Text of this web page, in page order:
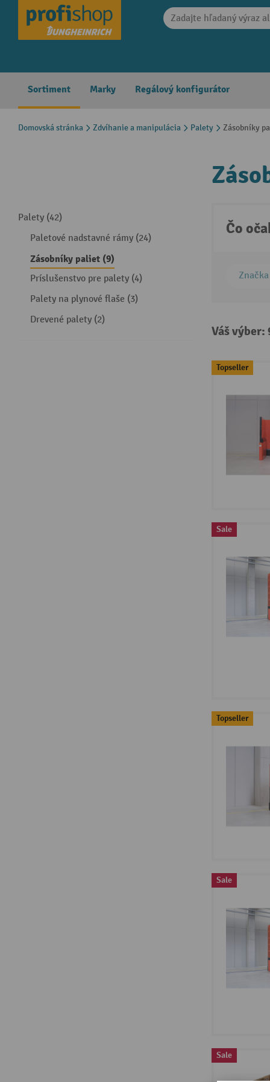
Skip to main navigation
Sortiment Marky Regálový konfigurátor
Domovská stránka Zdvíhanie a manipulácia Palety Zásobníky
Palety (42)
Paletové nadstavné rámy (24)
Zásobníky paliet (9)
Príslušenstvo pre palety (4)
Palety na plynové flaše (3)
Drevené palety (2)
Čo
Značka
Váš
Topseller
Sale
Topseller
Sale
Sale